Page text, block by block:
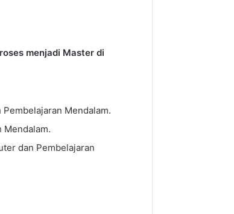
menjadi Master di
Mendalam.
Mendalam.
dan Pembelajaran